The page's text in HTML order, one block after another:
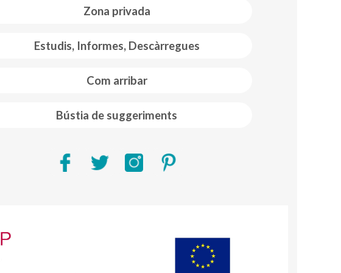
Zona privada
Estudis, Informes, Descàrregues
Com arribar
Bústia de suggeriments